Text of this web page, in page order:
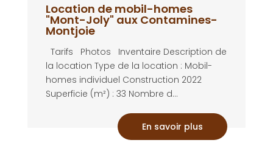
Location de mobil-homes
"Mont-Joly" aux Contamines-
Montjoie
Tarifs Photos Inventaire Description de
la location Type de la location : Mobil-
homes individuel Construction 2022
Superficie (m²) : 33 Nombre d...
En savoir plus